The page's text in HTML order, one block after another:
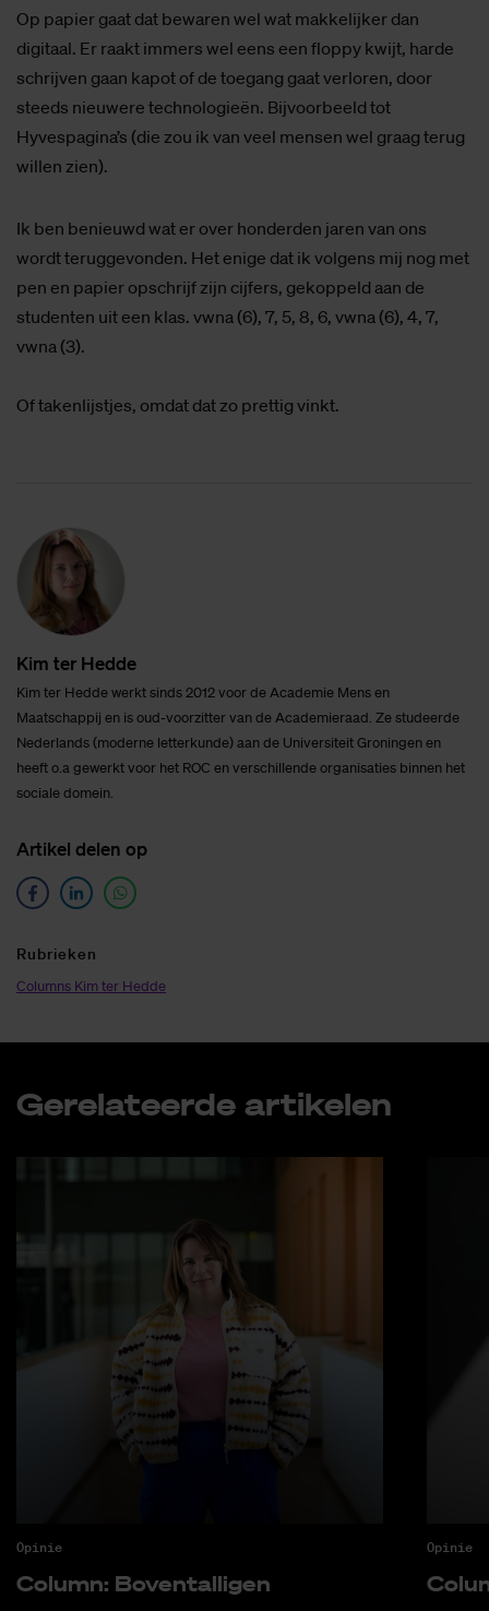
Op papier gaat dat bewaren wel wat makkelijker dan
digitaal. Er raakt immers wel eens een floppy kwijt, harde
schrijven gaan kapot of de toegang gaat verloren, door
steeds nieuwere technologieën. Bijvoorbeeld tot
Hyvespagina’s (die zou ik van veel mensen wel graag terug
willen zien).
Ik ben benieuwd wat er over honderden jaren van ons
wordt teruggevonden. Het enige dat ik volgens mij nog met
pen en papier opschrijf zijn cijfers, gekoppeld aan de
studenten uit een klas. vwna (6), 7, 5, 8, 6, vwna (6), 4, 7,
vwna (3).
Of takenlijstjes, omdat dat zo prettig vinkt.
Kim ter Hed­de
Kim ter Hedde werkt sinds 2012 voor de Academie Mens en
Maatschappij en is oud-voorzitter van de Academieraad. Ze studeerde
Nederlands (moderne letterkunde) aan de Universiteit Groningen en
heeft o.a gewerkt voor het ROC en verschillende organisaties binnen het
sociale domein.
Ar­ti­kel de­len op
Ru­brie­ken
Columns Kim ter Hedde
Ge­re­la­teer­de ar­ti­ke­len
Opinie
Co­lumn: Bo­ven­tal­li­gen
Opinie